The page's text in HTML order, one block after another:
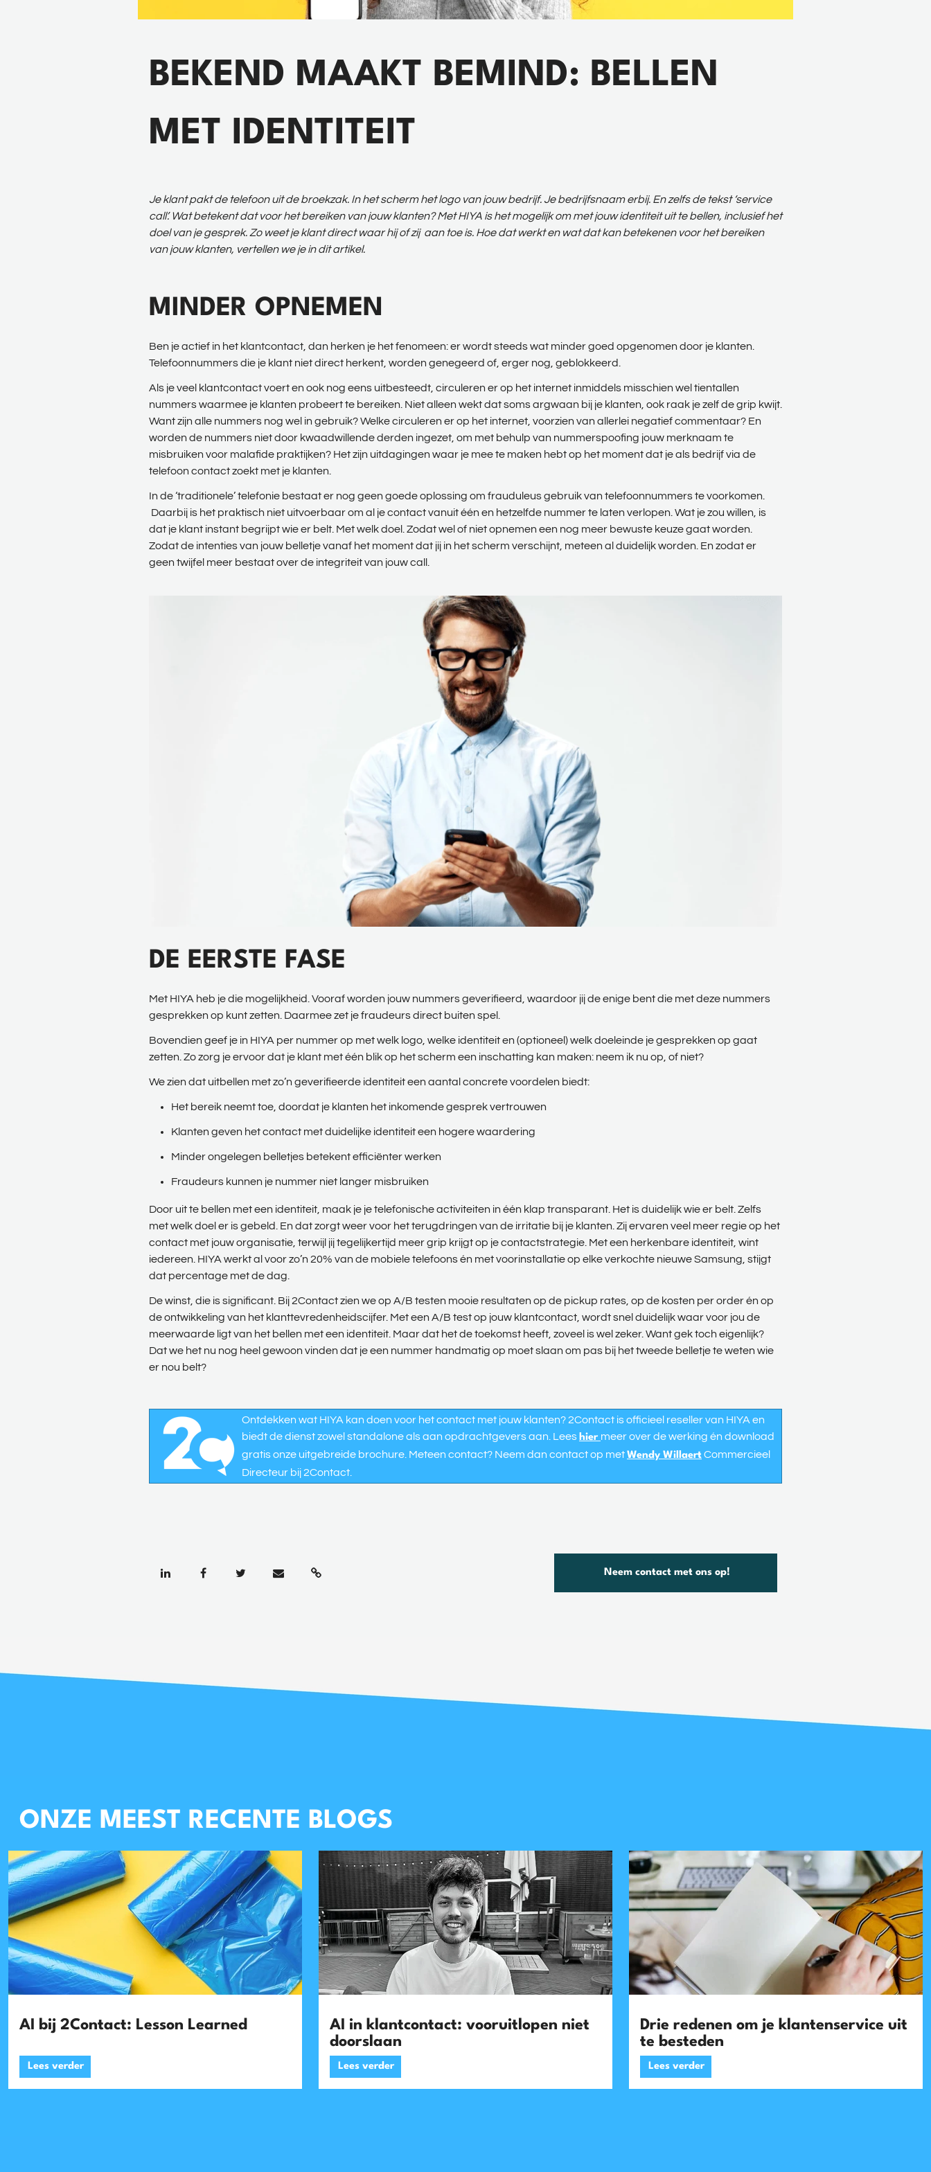
BEKEND MAAKT BEMIND: BELLEN
MET IDENTITEIT
Je klant pakt de telefoon uit de broekzak. In het scherm het logo van jouw bedrijf. Je bedrijfsnaam erbij. En zelfs de tekst ‘service
call’. Wat betekent dat voor het bereiken van jouw klanten? Met HIYA is het mogelijk om met jouw identiteit uit te bellen, inclusief het
doel van je gesprek. Zo weet je klant direct waar hij of zij aan toe is. Hoe dat werkt en wat dat kan betekenen voor het bereiken
van jouw klanten, vertellen we je in dit artikel.
MINDER OPNEMEN
Ben je actief in het klantcontact, dan herken je het fenomeen: er wordt steeds wat minder goed opgenomen door je klanten.
Telefoonnummers die je klant niet direct herkent, worden genegeerd of, erger nog, geblokkeerd.
Als je veel klantcontact voert en ook nog eens uitbesteedt, circuleren er op het internet inmiddels misschien wel tientallen
nummers waarmee je klanten probeert te bereiken. Niet alleen wekt dat soms argwaan bij je klanten, ook raak je zelf de grip kwijt.
Want zijn alle nummers nog wel in gebruik? Welke circuleren er op het internet, voorzien van allerlei negatief commentaar? En
worden de nummers niet door kwaadwillende derden ingezet, om met behulp van nummerspoofing jouw merknaam te
misbruiken voor malafide praktijken? Het zijn uitdagingen waar je mee te maken hebt op het moment dat je als bedrijf via de
telefoon contact zoekt met je klanten.
In de ‘traditionele’ telefonie bestaat er nog geen goede oplossing om frauduleus gebruik van telefoonnummers te voorkomen.
Daarbij is het praktisch niet uitvoerbaar om al je contact vanuit één en hetzelfde nummer te laten verlopen. Wat je zou willen, is
dat je klant instant begrijpt wie er belt. Met welk doel. Zodat wel of niet opnemen een nog meer bewuste keuze gaat worden.
Zodat de intenties van jouw belletje vanaf het moment dat jij in het scherm verschijnt, meteen al duidelijk worden. En zodat er
geen twijfel meer bestaat over de integriteit van jouw call.
DE EERSTE FASE
Met HIYA heb je die mogelijkheid. Vooraf worden jouw nummers geverifieerd, waardoor jij de enige bent die met deze nummers
gesprekken op kunt zetten. Daarmee zet je fraudeurs direct buiten spel.
Bovendien geef je in HIYA per nummer op met welk logo, welke identiteit en (optioneel) welk doeleinde je gesprekken op gaat
zetten. Zo zorg je ervoor dat je klant met één blik op het scherm een inschatting kan maken: neem ik nu op, of niet?
We zien dat uitbellen met zo’n geverifieerde identiteit een aantal concrete voordelen biedt:
Het bereik neemt toe, doordat je klanten het inkomende gesprek vertrouwen
Klanten geven het contact met duidelijke identiteit een hogere waardering
Minder ongelegen belletjes betekent efficiënter werken
Fraudeurs kunnen je nummer niet langer misbruiken
Door uit te bellen met een identiteit, maak je je telefonische activiteiten in één klap transparant. Het is duidelijk wie er belt. Zelfs
met welk doel er is gebeld. En dat zorgt weer voor het terugdringen van de irritatie bij je klanten. Zij ervaren veel meer regie op het
contact met jouw organisatie, terwijl jij tegelijkertijd meer grip krijgt op je contactstrategie. Met een herkenbare identiteit, wint
iedereen. HIYA werkt al voor zo’n 20% van de mobiele telefoons én met voorinstallatie op elke verkochte nieuwe Samsung, stijgt
dat percentage met de dag.
De winst, die is significant. Bij 2Contact zien we op A/B testen mooie resultaten op de pickup rates, op de kosten per order én op
de ontwikkeling van het klanttevredenheidscijfer. Met een A/B test op jouw klantcontact, wordt snel duidelijk waar voor jou de
meerwaarde ligt van het bellen met een identiteit. Maar dat het de toekomst heeft, zoveel is wel zeker. Want gek toch eigenlijk?
Dat we het nu nog heel gewoon vinden dat je een nummer handmatig op moet slaan om pas bij het tweede belletje te weten wie
er nou belt?
Ontdekken wat HIYA kan doen voor het contact met jouw klanten? 2Contact is officieel reseller van HIYA en
biedt de dienst zowel standalone als aan opdrachtgevers aan. Lees hier meer over de werking én download
gratis onze uitgebreide brochure. Meteen contact? Neem dan contact op met Wendy Willaert Commercieel
Directeur bij 2Contact.
Neem contact met ons op!
ONZE MEEST RECENTE BLOGS
AI bij 2Contact: Lesson Learned
Lees verder
AI in klantcontact: vooruitlopen niet
doorslaan
Lees verder
Drie redenen om je klantenservice uit
te besteden
Lees verder